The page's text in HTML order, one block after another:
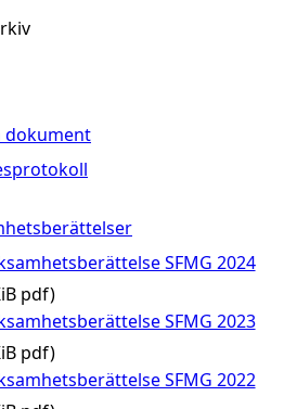
dokument
SFMG 2024
pdf)
SFMG 2023
pdf)
SFMG 2022